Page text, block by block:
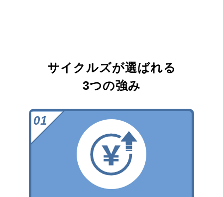
サイクルズが選ばれる
3つの強み